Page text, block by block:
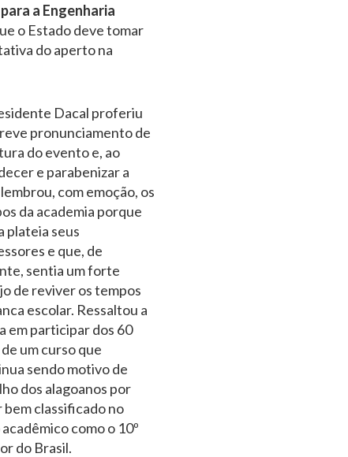
a Engenharia
o Estado deve tomar
do aperto na
Dacal proferiu
pronunciamento de
do evento e, ao
e parabenizar a
com emoção, os
da academia porque
plateia seus
e que, de
sentia um forte
de reviver os tempos
escolar. Ressaltou a
em participar dos 60
um curso que
sendo motivo de
dos alagoanos por
bem classificado no
como o 10º
do Brasil.